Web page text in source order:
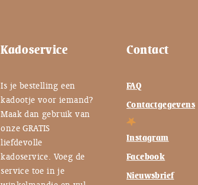
Kadoservice
Is je bestelling een
kadootje voor iemand?
Maak dan gebruik van
onze GRATIS
liefdevolle
kadoservice. Voeg de
service toe in je
Contact
FAQ
Contactgegevens
Instagram
Facebook
Nieuwsbrief